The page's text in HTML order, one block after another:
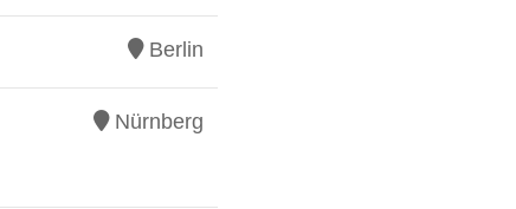
Berlin
Nürnberg